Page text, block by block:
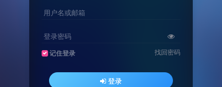
用户名或邮箱
登录密码
记住登录 找回密码
登录